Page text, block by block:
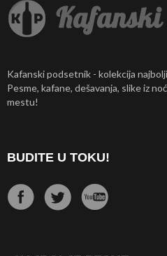
Kafanski podsetnik - kolekcija
Pesme, kafane, dešavanja, slike iz
mestu!
BUDITE U TOKU!